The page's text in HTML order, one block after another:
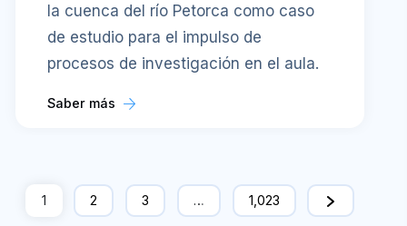
la cuenca del río Petorca como caso
de estudio para el impulso de
procesos de investigación en el aula.
Saber más
1 2 3 … 1,023